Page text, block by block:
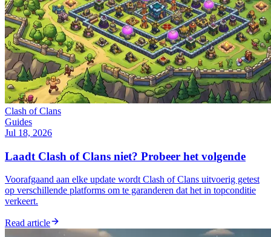
Clash of Clans
Guides
Jul 18, 2026
Laadt Clash of Clans niet? Probeer het volgende
Voorafgaand aan elke update wordt Clash of Clans uitvoerig getest
op verschillende platforms om te garanderen dat het in topconditie
verkeert.
Read article